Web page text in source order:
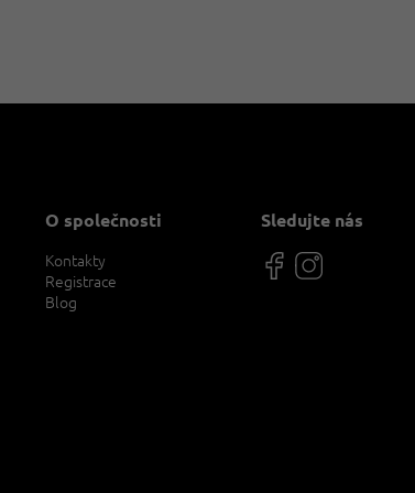
O společnosti
Kontakty
Registrace
Blog
Sledujte nás